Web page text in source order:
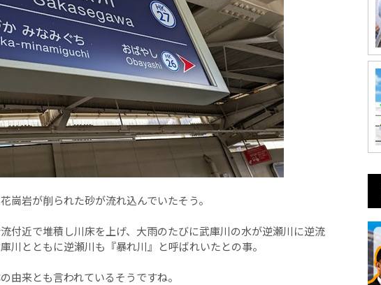
崗岩が削られた砂が流れ込んでいたそう。
付近で堆積し川床を上げ、大雨のたびに武庫川の水が逆瀬川に逆流
川とともに逆瀬川も『暴れ川』と呼ばれいたとの事。
由来とも言われているそうですね。